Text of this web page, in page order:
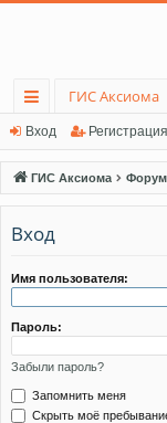
с
ы
лк
и
ГИС Аксиома
Вход Регистрация
ГИС Аксиома
Вход
Имя пользователя:
Пароль:
Забыли пароль?
Запомнить меня
Скрыть моё